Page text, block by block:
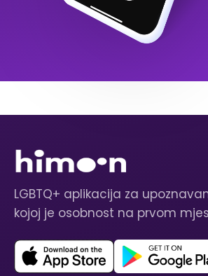
LGBTQ+ aplikacija za
kojoj je osobnost na prvom